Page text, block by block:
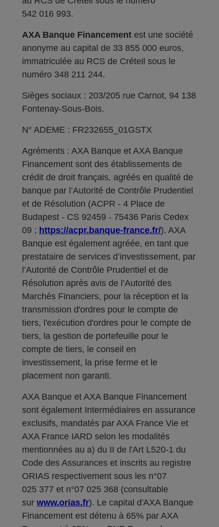
542 016 993.
AXA Banque Financement est une société
anonyme au capital de 33 855 000 euros,
immatriculée au RCS de Créteil sous le
numéro 348 211 244.
Sièges sociaux : 203/205 rue Carnot, 94 138
Fontenay-Sous-Bois.
N° ADEME : FR232655_01GSTX
Agréments : AXA Banque et AXA Banque
Financement sont des établissements de
crédit de droit français, agréés en qualité de
banque par l’Autorité de Contrôle Prudentiel
et de Résolution (ACPR - 4 Place de
Budapest - CS 92459 - 75436 Paris Cedex
09 ; https://acpr.banque-france.fr/). AXA
Banque est également agréée, en tant que
prestataire de services d’investissement, par
l’Autorité de Contrôle Prudentiel et de
Résolution après avis de l’Autorité des
Marchés Financiers, pour la réception et la
transmission d'ordres pour le compte de
tiers, l'exécution d'ordres pour le compte de
tiers, la gestion de portefeuille pour le
compte de tiers, le conseil en
investissement, la prise ferme et le
placement non garanti.
AXA Banque et AXA Banque Financement
sont également Intermédiaires en assurance
exclusifs, mandatés par AXA France Vie et
AXA France IARD selon les modalités
mentionnées au a) du II de l'Art L520-1 du
Code des Assurances et inscrits au registre
ORIAS respectivement sous les n°07
025 377 et n°07 025 368 (consultable
sur www.orias.fr). Le capital d'AXA Banque
Financement est détenu à 65% par AXA